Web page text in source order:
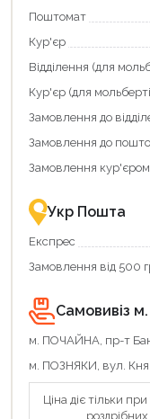
покупку
«Національний
кешбек»
та
отримуйте
повернення
Економте
більше
-
із
державною
Поштомат
Кур'єр
Відділення (для
Кур'єр (для
Замовлення до
Замовлення до
Замовлення
Укр Пошта
Експрес
Замовлення від 500
Самовивіз м.
м. ПОЧАЙНА, пр-т
м. ПОЗНЯКИ, вул.
Ціна діє тільки